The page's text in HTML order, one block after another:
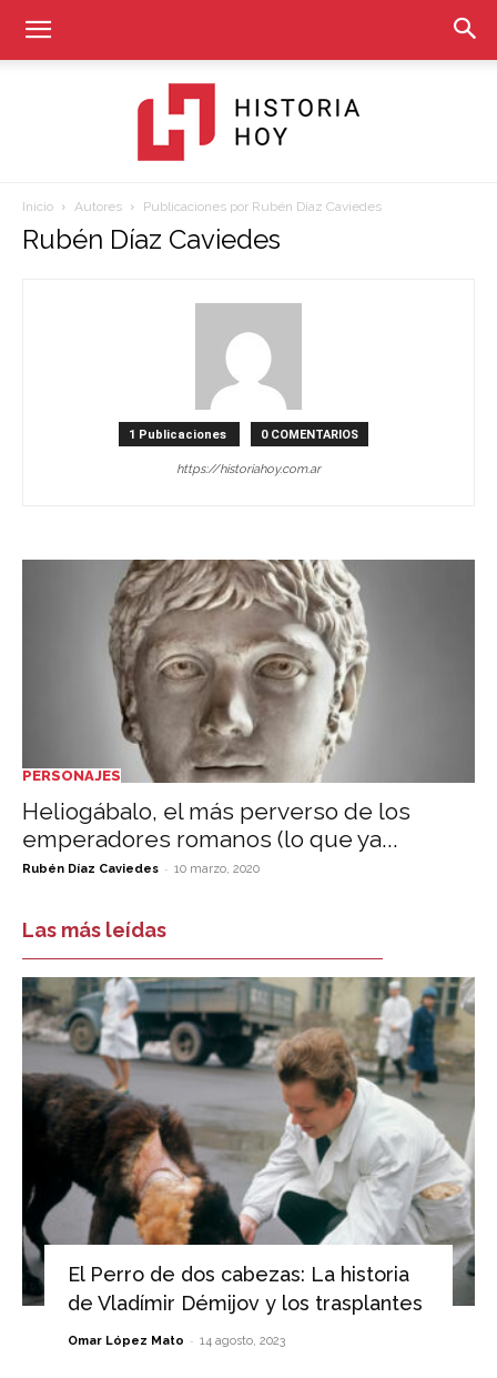
Historia
Inicio Autores Publicaciones por Rubén Díaz Caviedes
Rubén Díaz Caviedes
1 Publicaciones 0 COMENTARIOS
https://historiahoy.com.ar
PERSONAJES
Heliogábalo, el más perverso de los
emperadores romanos (lo que ya...
Rubén Díaz Caviedes - 10 marzo, 2020
Las más leídas
El Perro de dos cabezas: La historia
de Vladímir Démijov y los trasplantes
Omar López Mato - 14 agosto, 2023